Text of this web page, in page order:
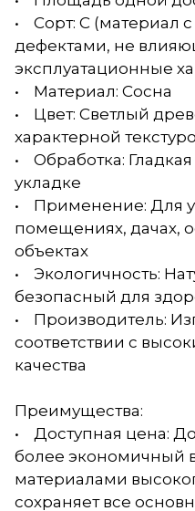
• Сорт: С (материал
дефектами, не
эксплуатационные
• Материал: Сосна
• Цвет: Светлый
характерной
• Обработка: Гладкая
укладке
• Применение: Для
помещениях, дачах,
объектах
• Экологичность:
безопасный для
• Производитель:
соответствии с
качества
Преимущества:
• Доступная цена:
более экономичный
материалами
сохраняет все